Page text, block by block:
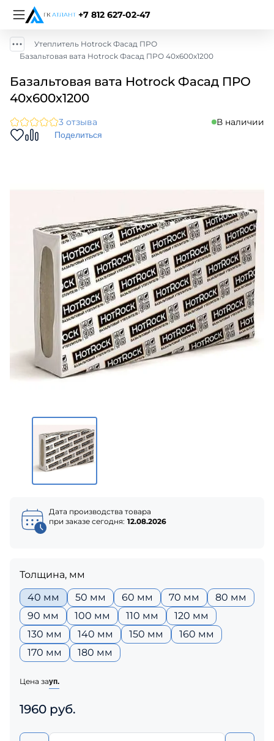
+7 812 627-02-47
Утеплитель Hotrock Фасад ПРО
Базальтовая вата Hotrock Фасад ПРО 40х600х1200
Базальтовая вата Hotrock Фасад ПРО
40х600х1200
3 отзыва В наличии
Поделиться
Дата производства товара
при заказе сегодня: 12.08.2026
Толщина, мм
40 мм
50 мм 60 мм 70 мм
80 мм
90 мм
100 мм 110 мм
120 мм
130 мм
140 мм 150 мм
160 мм
170 мм
180 мм
Цена зауп.
1960 руб.